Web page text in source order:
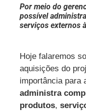
Por meio do
possível
serviços externos
Hoje falaremos
aquisições do
importância para
administra
produtos,